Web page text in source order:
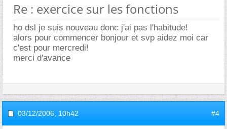
Re : exercice sur les fonctions
ho dsl je suis nouveau donc j'ai pas l'habitude!
alors pour commencer bonjour et svp aidez moi car
c'est pour mercredi!
merci d'avance
03/12/2006, 10h42 #4